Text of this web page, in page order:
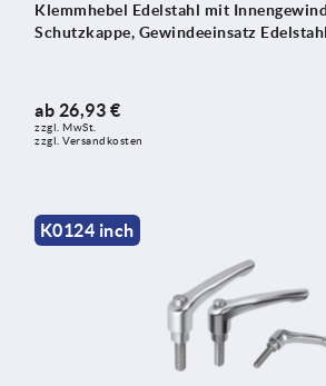
Klemmhebel Edelstahl mit
Schutzkappe, Gewindeeinsatz
ab 26,93 €
zzgl. MwSt.
zzgl. Versandkosten
K0124 inch